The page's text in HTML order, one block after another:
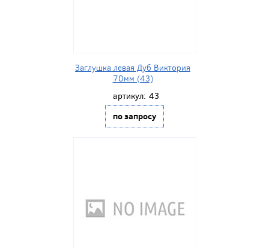
Заглушка левая Дуб Виктория
70мм (43)
артикул: 43
по запросу